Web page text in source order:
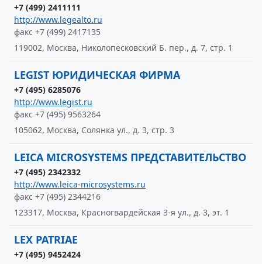
+7 (499) 2411111
http://www.legealto.ru
факс +7 (499) 2417135
119002, Москва, Николопесковский Б. пер., д. 7, стр. 1
LEGIST ЮРИДИЧЕСКАЯ ФИРМА
+7 (495) 6285076
http://www.legist.ru
факс +7 (495) 9563264
105062, Москва, Солянка ул., д. 3, стр. 3
LEICA MICROSYSTEMS ПРЕДСТАВИТЕЛЬСТВО
+7 (495) 2342332
http://www.leica-microsystems.ru
факс +7 (495) 2344216
123317, Москва, Красногвардейская 3-я ул., д. 3, эт. 1
LEX PATRIAE
+7 (495) 9452424